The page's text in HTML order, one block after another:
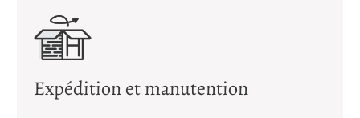
Expédition et manutention